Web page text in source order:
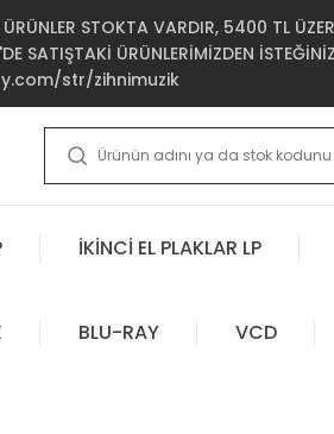
STOKTA VARDIR, 5400 TL
SATIŞTAKİ ÜRÜNLERİMİZDEN
str/zihnimuzik
İKİNCİ EL PLAKLAR LP
BLU-RAY VCD